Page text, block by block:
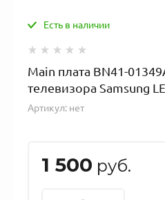
Есть в наличии
Main плата BN41-
телевизора Samsung
Артикул: нет
1 500 руб.